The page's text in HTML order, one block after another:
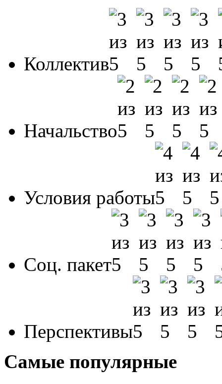
Коллектив
Начальство
Условия работы
Соц. пакет
Перспективы
Самые популярные